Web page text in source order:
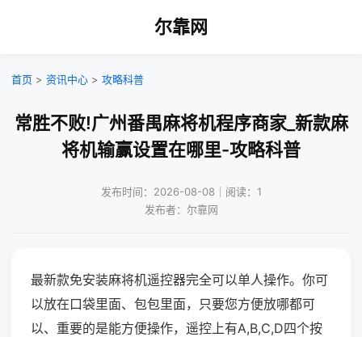
尔靠网
首页 > 资讯中心 > 攻略科普
常胜不败!广州番禺麻将机程序商家_新款麻
将机输赢设置在哪里-攻略科普
发布时间：2026-08-08｜阅读：1
发布者：尔靠网
最新款免安装麻将机遥控器完全可以单人操作。你可
以放在口袋里面、包包里面，只要您方便放哪都可
以、重要的是能方便操作，遥控上有A,B,C,D四个按